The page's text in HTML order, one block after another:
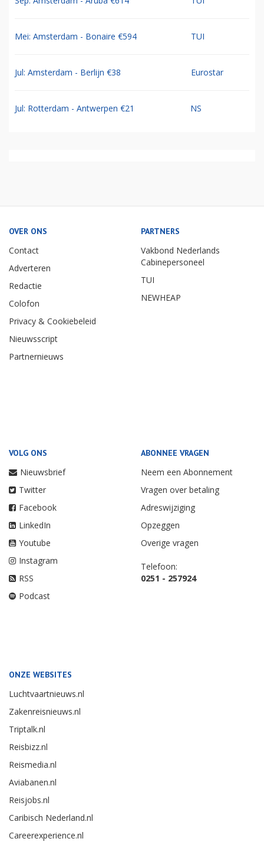
Mei: Amsterdam - Bonaire €594 TUI
Jul: Amsterdam - Berlijn €38 Eurostar
Jul: Rotterdam - Antwerpen €21 NS
OVER ONS
Contact
Adverteren
Redactie
Colofon
Privacy & Cookiebeleid
Nieuwsscript
Partnernieuws
PARTNERS
Vakbond Nederlands
Cabinepersoneel
TUI
NEWHEAP
VOLG ONS
Nieuwsbrief
Twitter
Facebook
LinkedIn
Youtube
Instagram
RSS
Podcast
ABONNEE VRAGEN
Neem een Abonnement
Vragen over betaling
Adreswijziging
Opzeggen
Overige vragen
Telefoon:
0251 - 257924
ONZE WEBSITES
Luchtvaartnieuws.nl
Zakenreisnieuws.nl
Triptalk.nl
Reisbizz.nl
Reismedia.nl
Aviabanen.nl
Reisjobs.nl
Caribisch Nederland.nl
Careerexperience.nl